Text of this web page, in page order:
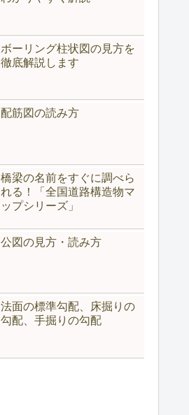
ボーリング柱状図の見方を
徹底解説します
配筋図の読み方
橋梁の名前をすぐに調べら
れる！「全国道路構造物マ
ップシリーズ」
公図の見方・読み方
法面の標準勾配、床掘りの
勾配、手掘りの勾配